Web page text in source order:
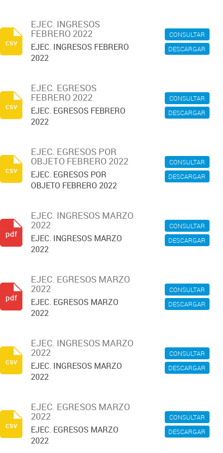
CONSULTAR
DESCARGAR
EJEC. INGRESOS
FEBRERO 2022
EJEC. INGRESOS FEBRERO
2022
csv
CONSULTAR
DESCARGAR
EJEC. EGRESOS
FEBRERO 2022
EJEC. EGRESOS FEBRERO
2022
csv
CONSULTAR
DESCARGAR
EJEC. EGRESOS POR
OBJETO FEBRERO 2022
EJEC. EGRESOS POR
OBJETO FEBRERO 2022
csv
CONSULTAR
DESCARGAR
EJEC. INGRESOS MARZO
2022
EJEC. INGRESOS MARZO
2022
pdf
CONSULTAR
DESCARGAR
EJEC. EGRESOS MARZO
2022
EJEC. EGRESOS MARZO
2022
pdf
CONSULTAR
DESCARGAR
EJEC. INGRESOS MARZO
2022
EJEC. INGRESOS MARZO
2022
csv
CONSULTAR
DESCARGAR
EJEC. EGRESOS MARZO
2022
EJEC. EGRESOS MARZO
2022
csv